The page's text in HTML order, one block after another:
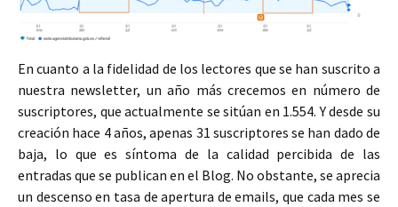
En cuanto a la fidelidad de los lectores que se han suscrito a
nuestra newsletter, un año más crecemos en número de
suscriptores, que actualmente se sitúan en 1.554. Y desde su
creación hace 4 años, apenas 31 suscriptores se han dado de
baja, lo que es síntoma de la calidad percibida de las
entradas que se publican en el Blog. No obstante, se aprecia
un descenso en tasa de apertura de emails, que cada mes se